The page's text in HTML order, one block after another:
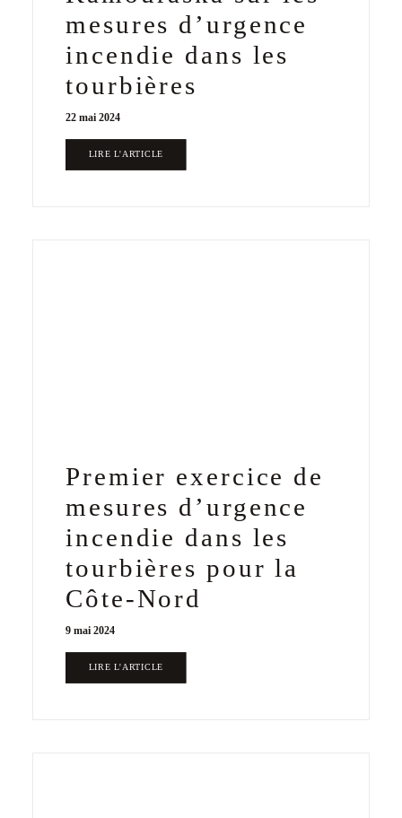
mesures d’urgence
incendie dans les
tourbières
22 mai 2024
LIRE L'ARTICLE
Premier exercice de
mesures d’urgence
incendie dans les
tourbières pour la
Côte-Nord
9 mai 2024
LIRE L'ARTICLE